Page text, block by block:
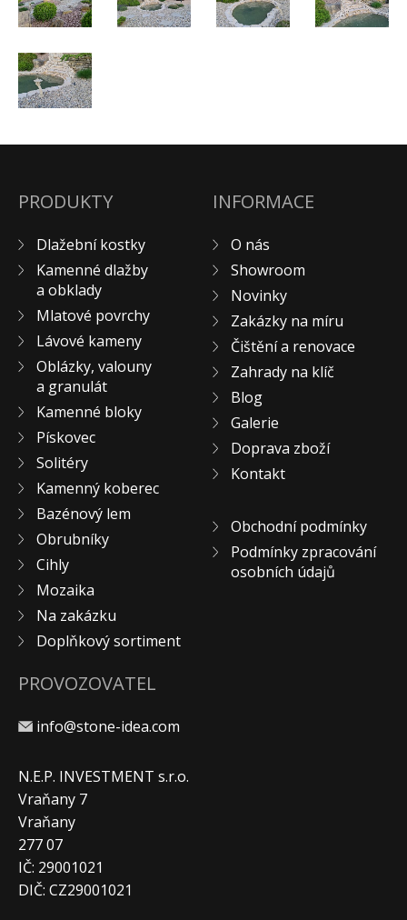
PRODUKTY
Dlažební kostky
Kamenné dlažby
a obklady
Mlatové povrchy
Lávové kameny
Oblázky, valouny
a granulát
Kamenné bloky
Pískovec
Solitéry
Kamenný koberec
Bazénový lem
Obrubníky
Cihly
Mozaika
Na zakázku
Doplňkový sortiment
INFORMACE
O nás
Showroom
Novinky
Zakázky na míru
Čištění a renovace
Zahrady na klíč
Blog
Galerie
Doprava zboží
Kontakt
Obchodní podmínky
Podmínky zpracování
osobních údajů
PROVOZOVATEL
info@stone-idea.com
N.E.P. INVESTMENT s.r.o.
Vraňany 7
Vraňany
277 07
IČ: 29001021
DIČ: CZ29001021